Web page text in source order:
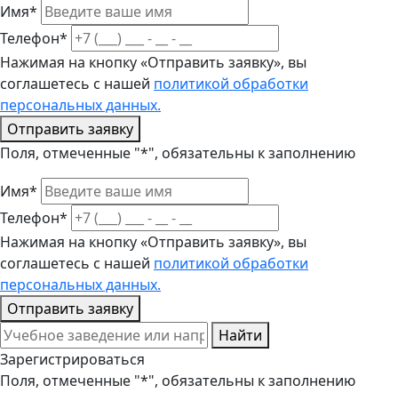
Имя*
Телефон*
Нажимая на кнопку «Отправить заявку», вы
соглашетесь с нашей политикой обработки
персональных данных.
Отправить заявку
Поля, отмеченные "*", обязательны к заполнению
Имя*
Телефон*
Нажимая на кнопку «Отправить заявку», вы
соглашетесь с нашей политикой обработки
персональных данных.
Отправить заявку
Найти
Зарегистрироваться
Поля, отмеченные "*", обязательны к заполнению